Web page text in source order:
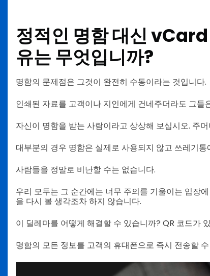
정적인 명함 대신
유는 무엇입니까?
명함의 문제점은 그것이 완전히 수동이라는 것입니다.
인쇄된 자료를 고객이나 지인에게 건네주더라도 그
자신이 명함을 받는 사람이라고 상상해 보십시오. 주
대부분의 경우 명함은 실제로 사용되지 않고 쓰레기통
사람들을 정말로 비난할 수는 없습니다.
우리 모두는 그 순간에는 너무 주의를 기울이는 입장
을 다시 볼 생각조차 하지 않습니다.
이 딜레마를 어떻게 해결할 수 있습니까? QR 코드가
명함의 모든 정보를 고객의 휴대폰으로 즉시 전송할